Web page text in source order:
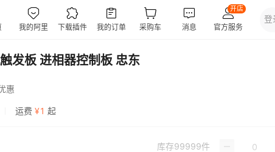
发板 进相器控制板 忠东
惠
运费 ¥1 起
库存99999件